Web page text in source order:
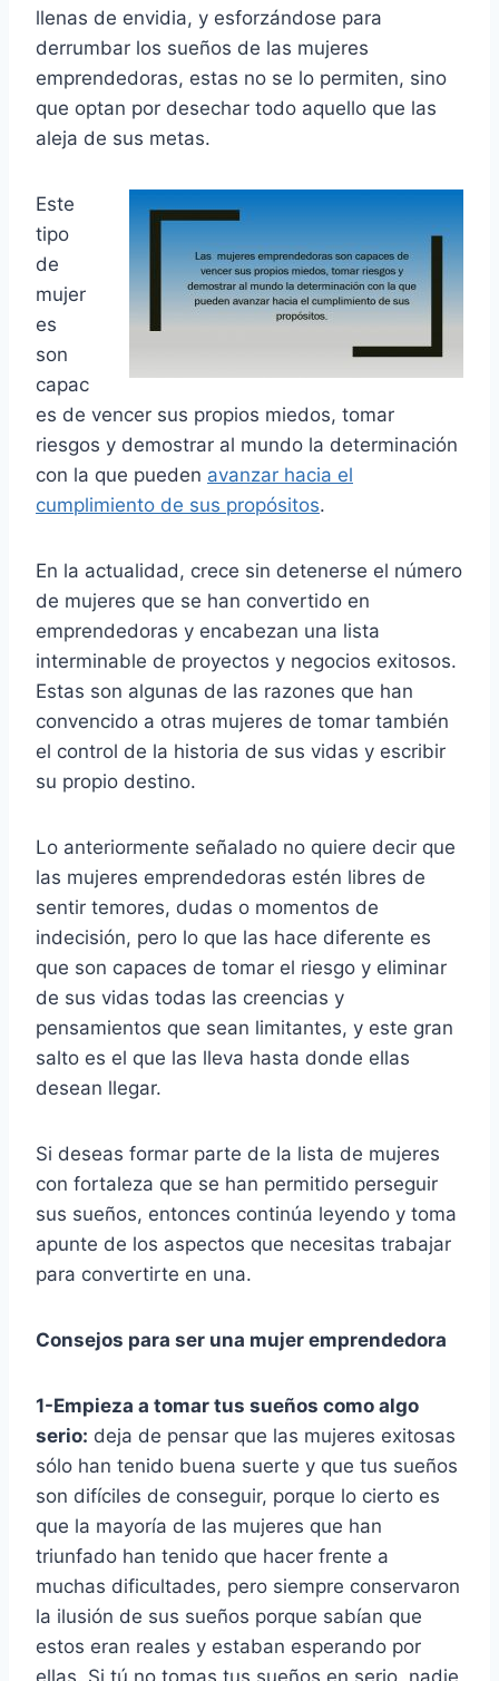
llenas de envidia, y esforzándose para
derrumbar los sueños de las mujeres
emprendedoras, estas no se lo permiten, sino
que optan por desechar todo aquello que las
aleja de sus metas.
Este
tipo
de
mujer
es
son
capac
es de vencer sus propios miedos, tomar
riesgos y demostrar al mundo la determinación
con la que pueden avanzar hacia el
cumplimiento de sus propósitos.
En la actualidad, crece sin detenerse el número
de mujeres que se han convertido en
emprendedoras y encabezan una lista
interminable de proyectos y negocios exitosos.
Estas son algunas de las razones que han
convencido a otras mujeres de tomar también
el control de la historia de sus vidas y escribir
su propio destino.
Lo anteriormente señalado no quiere decir que
las mujeres emprendedoras estén libres de
sentir temores, dudas o momentos de
indecisión, pero lo que las hace diferente es
que son capaces de tomar el riesgo y eliminar
de sus vidas todas las creencias y
pensamientos que sean limitantes, y este gran
salto es el que las lleva hasta donde ellas
desean llegar.
Si deseas formar parte de la lista de mujeres
con fortaleza que se han permitido perseguir
sus sueños, entonces continúa leyendo y toma
apunte de los aspectos que necesitas trabajar
para convertirte en una.
Consejos para ser una mujer emprendedora
1-Empieza a tomar tus sueños como algo
serio: deja de pensar que las mujeres exitosas
sólo han tenido buena suerte y que tus sueños
son difíciles de conseguir, porque lo cierto es
que la mayoría de las mujeres que han
triunfado han tenido que hacer frente a
muchas dificultades, pero siempre conservaron
la ilusión de sus sueños porque sabían que
estos eran reales y estaban esperando por
ellas. Si tú no tomas tus sueños en serio, nadie